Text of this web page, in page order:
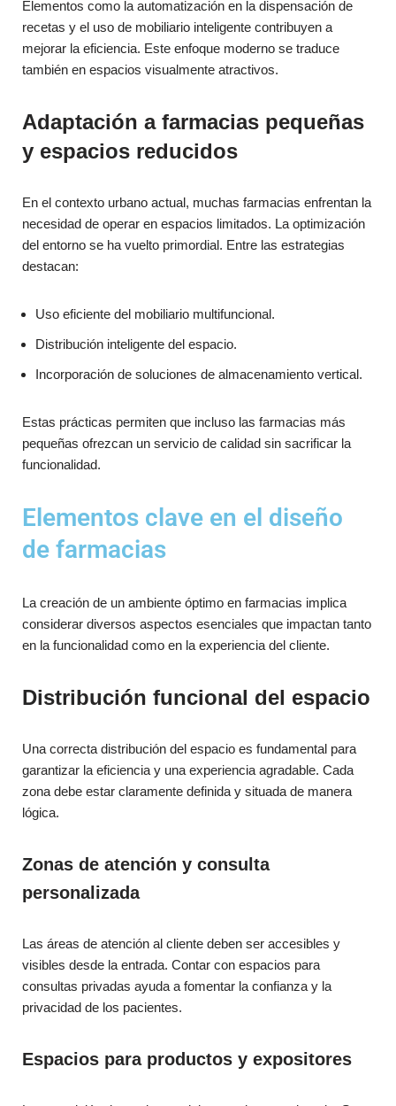
Elementos como la automatización en la dispensación de
recetas y el uso de mobiliario inteligente contribuyen a
mejorar la eficiencia. Este enfoque moderno se traduce
también en espacios visualmente atractivos.
Adaptación a farmacias pequeñas
y espacios reducidos
En el contexto urbano actual, muchas farmacias enfrentan la
necesidad de operar en espacios limitados. La optimización
del entorno se ha vuelto primordial. Entre las estrategias
destacan:
Uso eficiente del mobiliario multifuncional.
Distribución inteligente del espacio.
Incorporación de soluciones de almacenamiento vertical.
Estas prácticas permiten que incluso las farmacias más
pequeñas ofrezcan un servicio de calidad sin sacrificar la
funcionalidad.
Elementos clave en el diseño
de farmacias
La creación de un ambiente óptimo en farmacias implica
considerar diversos aspectos esenciales que impactan tanto
en la funcionalidad como en la experiencia del cliente.
Distribución funcional del espacio
Una correcta distribución del espacio es fundamental para
garantizar la eficiencia y una experiencia agradable. Cada
zona debe estar claramente definida y situada de manera
lógica.
Zonas de atención y consulta
personalizada
Las áreas de atención al cliente deben ser accesibles y
visibles desde la entrada. Contar con espacios para
consultas privadas ayuda a fomentar la confianza y la
privacidad de los pacientes.
Espacios para productos y expositores